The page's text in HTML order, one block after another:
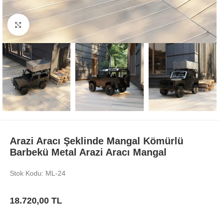
Büyüt
Arazi Aracı Şeklinde Mangal Kömürlü
Barbekü Metal Arazi Aracı Mangal
Stok Kodu: ML-24
18.720,00 TL